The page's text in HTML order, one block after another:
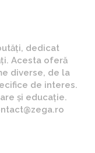
dedicat
Acesta oferă
diverse, de la
de interes.
și educație.